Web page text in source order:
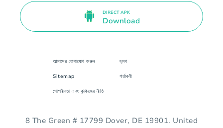
DIRECT APK
Download
আমাদের যোগাযোগ করুন ব্লগ
Sitemap শর্তাবলী
গোপনীয়তা এবং কুকিজের নীতি
8 The Green # 17799 Dover, DE 19901. United